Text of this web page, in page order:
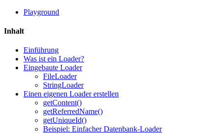
Auf GitHub anzeigen
Vorschau öffnen
Ein Problem mit dieser Seite auf GitHub melden
Playground
Inhalt
Einführung
Was ist ein Loader?
Eingebaute Loader
FileLoader
StringLoader
Einen eigenen Loader erstellen
getContent()
getReferredName()
getUniqueId()
Beispiel: Einfacher Datenbank-Loader